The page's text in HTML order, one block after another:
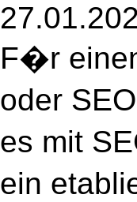
F�r
oder
es mit
ein